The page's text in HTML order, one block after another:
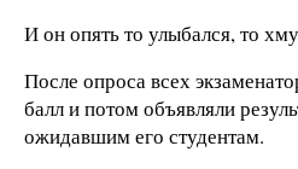
И он опять то улыбался, то
После опроса всех
балл и потом объявляли
ожидавшим его студентам.